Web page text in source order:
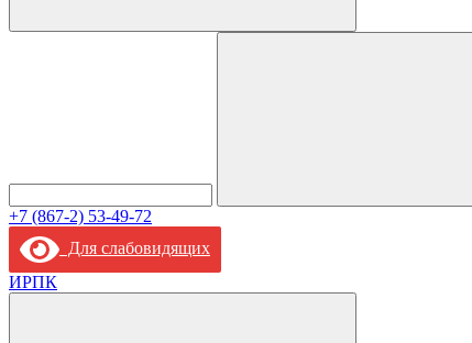
+7 (867-2) 53-49-72
Для слабовидящих
ИРПК